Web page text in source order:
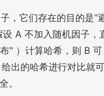
，它们存在的目的是“
A 不加入随机因子，
" ）计算哈希，则 B 可
出的哈希进行对比就可
。